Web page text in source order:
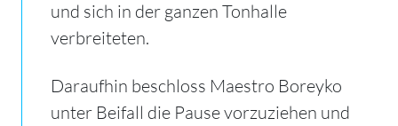
und sich in der ganzen Tonhalle
verbreiteten.
Daraufhin beschloss Maestro Boreyko
unter Beifall die Pause vorzuziehen und